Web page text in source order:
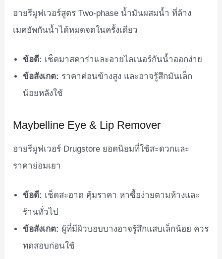
อายรีมูฟเวอร์สูตร Two-phase น้ำมันผสมน้ำ ที่ล้าง
เมคอัพกันน้ำได้หมดจดในครั้งเดียว
ข้อดี: เช็ดมาสคาร่าและอายไลเนอร์กันน้ำออกง่าย
ข้อสังเกต: ราคาค่อนข้างสูง และอาจรู้สึกมันเล็ก
น้อยหลังใช้
Maybelline Eye & Lip Remover
อายรีมูฟเวอร์ Drugstore ยอดนิยมที่ใช้สะดวกและ
ราคาย่อมเยา
ข้อดี: เช็ดสะอาด คุ้มราคา หาซื้อง่ายตามห้างและ
ร้านทั่วไป
ข้อสังเกต: ผู้ที่มีผิวบอบบางอาจรู้สึกแสบเล็กน้อย ควร
ทดสอบก่อนใช้